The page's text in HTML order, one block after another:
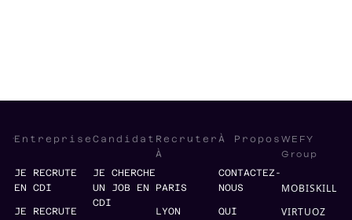
Entreprise
JE RECRUTE
EN CDI
JE RECRUTE
Candidat
JE CHERCHE
UN JOB EN
CDI
Recruter
À
PARIS
LYON
À Propos
CONTACTEZ-
NOUS
QUI
WEFY
Group
MOBISKILL
VIRTUOZ